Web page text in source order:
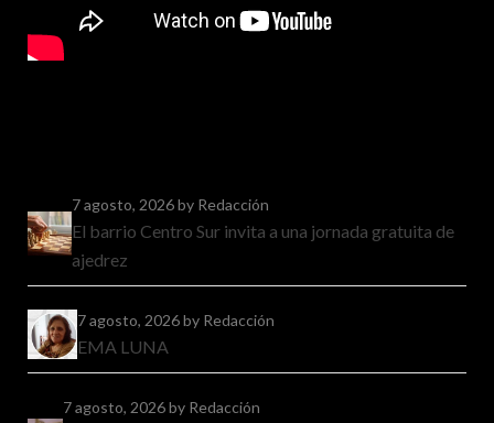
7 agosto, 2026by Redacción
El barrio Centro Sur invita a una jornada gratuita de
ajedrez
7 agosto, 2026by Redacción
EMA LUNA
7 agosto, 2026by Redacción